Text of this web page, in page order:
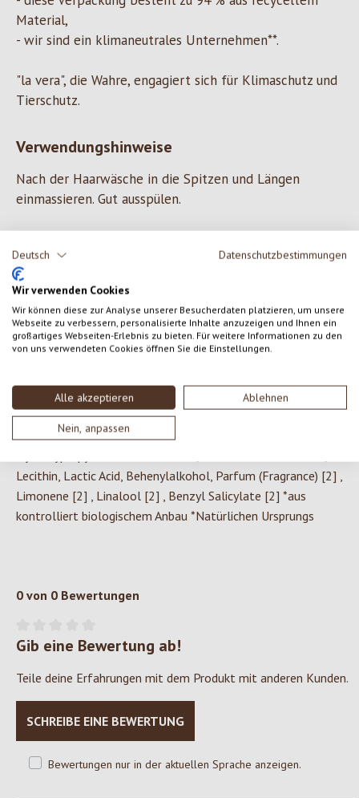
Deutsch Datenschutzbestimmungen
Wir verwenden Cookies
Wir können diese zur Analyse unserer Besucherdaten platzieren, um unsere
Webseite zu verbessern, personalisierte Inhalte anzuzeigen und Ihnen ein
großartiges Webseiten-Erlebnis zu bieten. Für weitere Informationen zu den
von uns verwendeten Cookies öffnen Sie die Einstellungen.
Alle akzeptieren Ablehnen
Nein, anpassen
Material,
- wir sind ein klimaneutrales Unternehmen**.
"la vera", die Wahre, engagiert sich für Klimaschutz und
Tierschutz.
Verwendungshinweise
Nach der Haarwäsche in die Spitzen und Längen
einmassieren. Gut ausspülen.
ZUTATEN
Aqua, Alcohol Denat, Cetearylalcohol, Isoamyl Laurate,
Distearoylethyl Dimonium Chlorid, Vitis Vinifera Seed Oil [1] ,
Punica Granatum (Pomegranate) Fruit Extract [1] , Aloe
Barbarum (Goij) Fruit Extract [1] , Vaccinium Macrocarpon
(Cranberry) Fruit Extract [1] , Glyceryl Undecylenate, Pisum
Sativum Peptide, Levulic Acid, Glycerin, Sodium Levulinate, Guar
Lecithin, Lactic Acid, Behenylalkohol, Parfum (Fragrance) [2] ,
Limonene [2] , Linalool [2] , Benzyl Salicylate [2] *aus
kontrolliert biologischem Anbau *Natürlichen Ursprungs
0 von 0 Bewertungen
Durchschnittliche Bewertung von 0 von 5 Sternen
Gib eine Bewertung ab!
Teile deine Erfahrungen mit dem Produkt mit anderen Kunden.
SCHREIBE EINE BEWERTUNG
Bewertungen nur in der aktuellen Sprache anzeigen.